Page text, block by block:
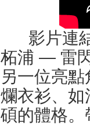
影片連
柘浦 — 雷
另一位亮
爛衣衫、
碩的體格